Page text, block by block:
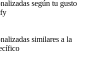
según tu gusto
similares a la